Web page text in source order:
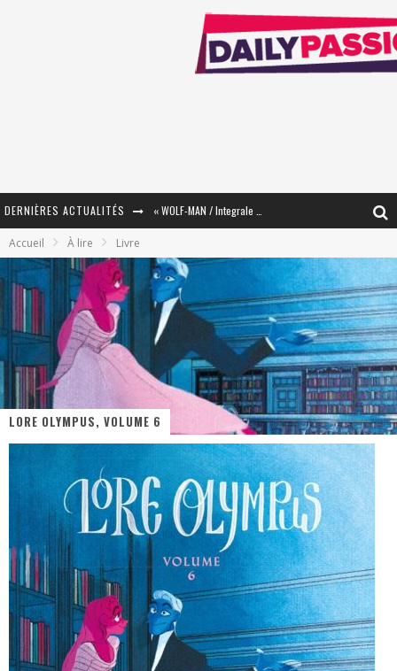
DERNIÈRES ACTUALITÉS
« Le Béton et le Bambou / Propositions pour Mayotte et le Monde. » - Améliorations !
Star Fox
PsyRiver 2026 : la magie revient sur les rives de l’Aar
« MOFUSAND / Parler Japonais » – Des Expressions Pratiques !
« Dr Wertham / L’homme qui étudia les tueurs en série » - Un Métier à Risque !
Assassin's Creed Black Flag Resynced
« Le Vent dand les Saules » - Une Belle Histoire !
« Damn Them All » - Un duo de Choc !
Accueil À lire Livre
LORE OLYMPUS, VOLUME 6